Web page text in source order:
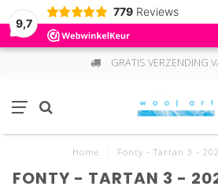
9,7
779 Reviews
GRATIS VERZENDING
Home Fonty - Tartan 3 -
FONTY - TARTAN 3 -